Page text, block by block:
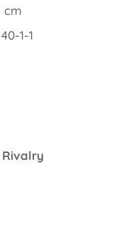
cm
1-1
Rivalry